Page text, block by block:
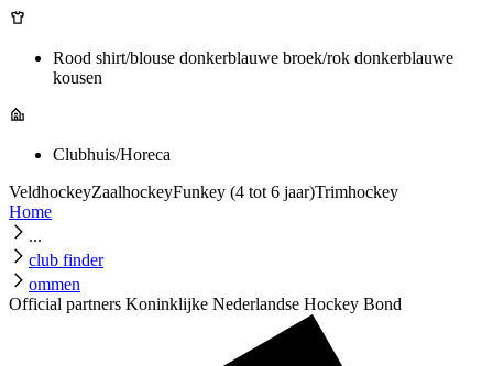
Rood shirt/blouse donkerblauwe broek/rok donkerblauwe
kousen
Clubhuis/Horeca
VeldhockeyZaalhockeyFunkey (4 tot 6 jaar)Trimhockey
Home
...
club finder
ommen
Official partners Koninklijke Nederlandse Hockey Bond